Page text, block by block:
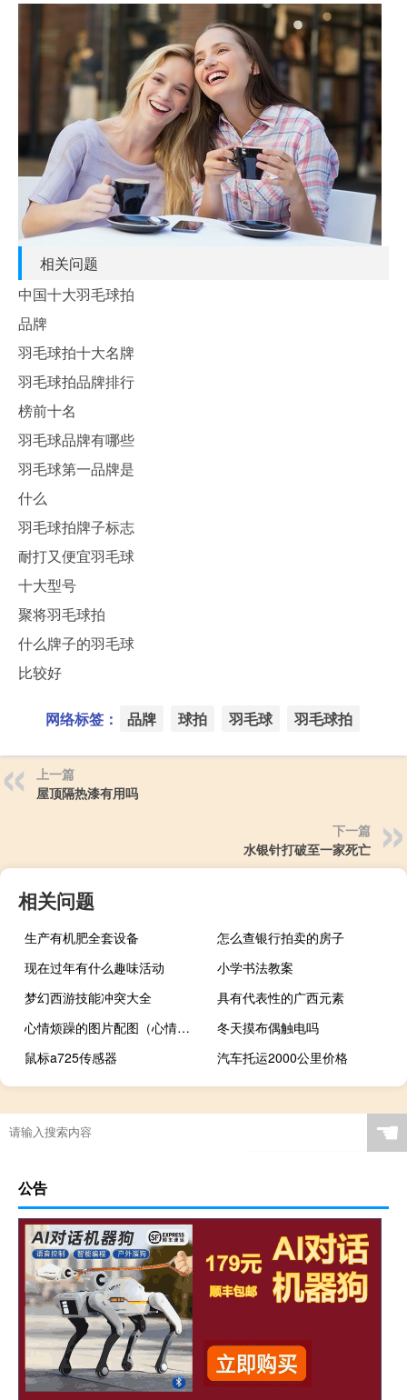
相关问题
中国十大羽毛球拍
品牌
羽毛球拍十大名牌
羽毛球拍品牌排行
榜前十名
羽毛球品牌有哪些
羽毛球第一品牌是
什么
羽毛球拍牌子标志
耐打又便宜羽毛球
十大型号
聚将羽毛球拍
什么牌子的羽毛球
比较好
网络标签： 品牌 球拍 羽毛球 羽毛球拍
上一篇
屋顶隔热漆有用吗
下一篇
水银针打破至一家死亡
相关问题
生产有机肥全套设备
怎么查银行拍卖的房子
现在过年有什么趣味活动
小学书法教案
梦幻西游技能冲突大全
具有代表性的广西元素
心情烦躁的图片配图（心情烦躁）
冬天摸布偶触电吗
鼠标a725传感器
汽车托运2000公里价格
☚
公告